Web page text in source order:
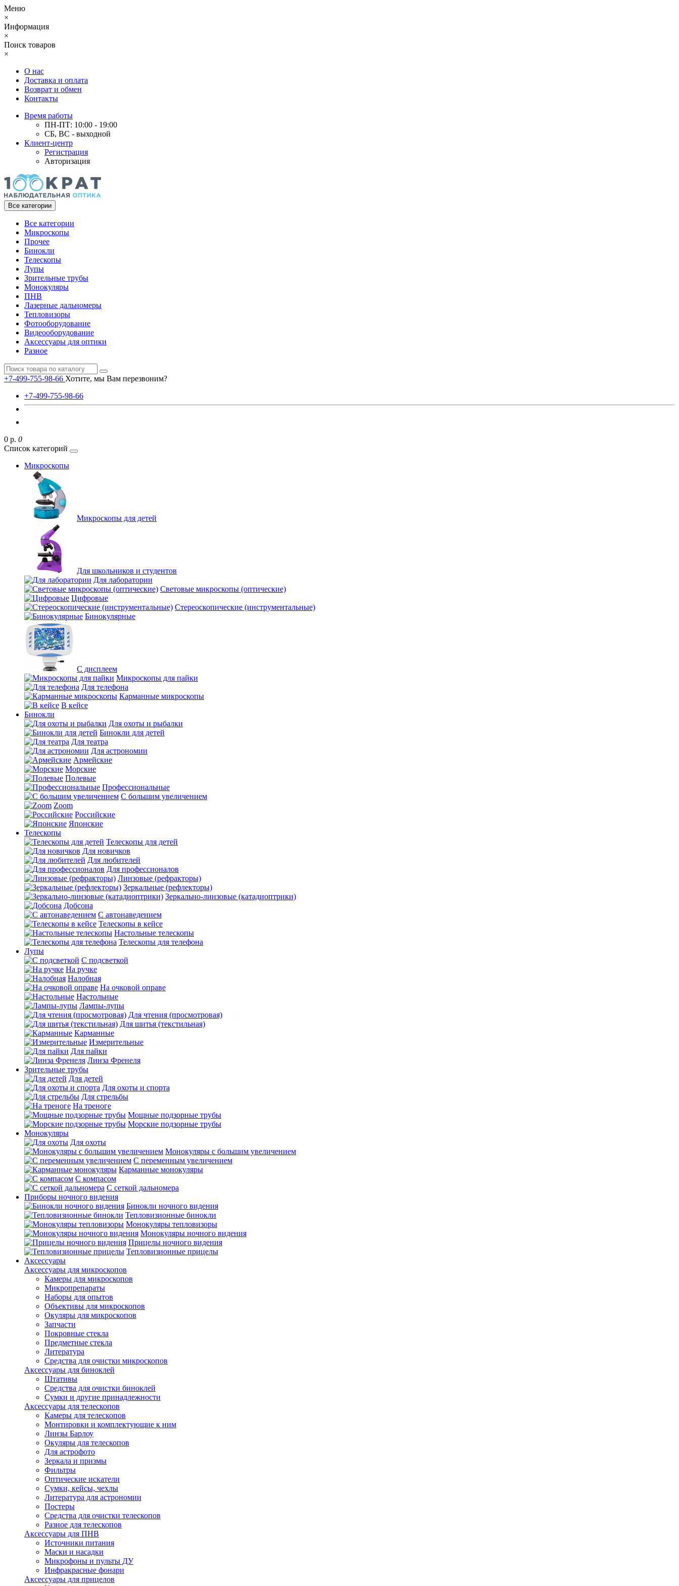
Меню
×
Информация
×
Поиск товаров
×
О нас
Доставка и оплата
Возврат и обмен
Контакты
Время работы
ПН-ПТ: 10:00 - 19:00
СБ, ВС - выходной
Клиент-центр
Регистрация
Авторизация
Все категории
Все категории
Микроскопы
Прочее
Бинокли
Телескопы
Лупы
Зрительные трубы
Монокуляры
ПНВ
Лазерные дальномеры
Тепловизоры
Фотооборудование
Видеооборудование
Аксессуары для оптики
Разное
+7-499-755-98-66 Хотите, мы Вам перезвоним?
+7-499-755-98-66
0 р. 0
Список категорий
Микроскопы
Микроскопы для детей
Для школьников и студентов
Для лаборатории
Световые микроскопы (оптические)
Цифровые
Стереоскопические (инструментальные)
Бинокулярные
С дисплеем
Микроскопы для пайки
Для телефона
Карманные микроскопы
В кейсе
Бинокли
Для охоты и рыбалки
Бинокли для детей
Для театра
Для астрономии
Армейские
Морские
Полевые
Профессиональные
С большим увеличением
Zoom
Российские
Японские
Телескопы
Телескопы для детей
Для новичков
Для любителей
Для профессионалов
Линзовые (рефракторы)
Зеркальные (рефлекторы)
Зеркально-линзовые (катадиоптрики)
Добсона
С автонаведением
Телескопы в кейсе
Настольные телескопы
Телескопы для телефона
Лупы
С подсветкой
На ручке
Налобная
На очковой оправе
Настольные
Лампы-лупы
Для чтения (просмотровая)
Для шитья (текстильная)
Карманные
Измерительные
Для пайки
Линза Френеля
Зрительные трубы
Для детей
Для охоты и спорта
Для стрельбы
На треноге
Мощные подзорные трубы
Морские подзорные трубы
Монокуляры
Для охоты
Монокуляры с большим увеличением
С переменным увеличением
Карманные монокуляры
С компасом
С сеткой дальномера
Приборы ночного видения
Бинокли ночного видения
Тепловизионные бинокли
Монокуляры тепловизоры
Монокуляры ночного видения
Прицелы ночного видения
Тепловизионные прицелы
Аксессуары
Аксессуары для микроскопов
Камеры для микроскопов
Микропрепараты
Наборы для опытов
Объективы для микроскопов
Окуляры для микроскопов
Запчасти
Покровные стекла
Предметные стекла
Литература
Средства для очистки микроскопов
Аксессуары для биноклей
Штативы
Средства для очистки биноклей
Сумки и другие принадлежности
Аксессуары для телескопов
Камеры для телескопов
Монтировки и комплектующие к ним
Линзы Барлоу
Окуляры для телескопов
Для астрофото
Зеркала и призмы
Фильтры
Оптические искатели
Сумки, кейсы, чехлы
Литература для астрономии
Постеры
Средства для очистки телескопов
Разное для телескопов
Аксессуары для ПНВ
Источники питания
Маски и насадки
Микрофоны и пульты ДУ
Инфракрасные фонари
Аксессуары для прицелов